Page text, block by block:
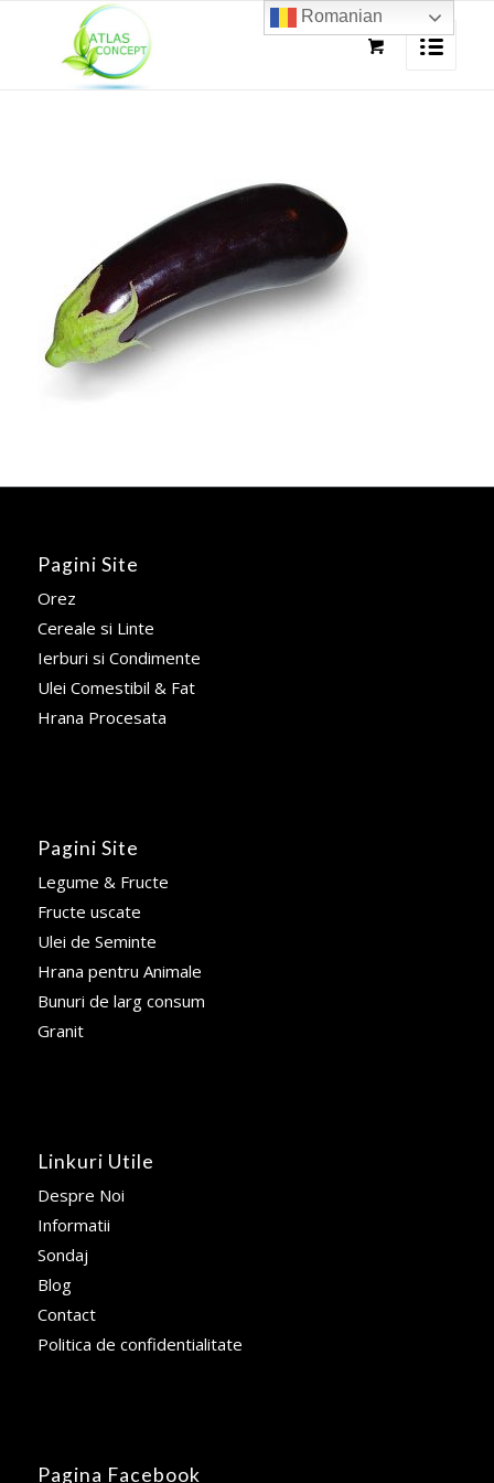
Pagini Site
Orez
Cereale si Linte
Ierburi si Condimente
Ulei Comestibil & Fat
Hrana Procesata
Pagini Site
Legume & Fructe
Fructe uscate
Ulei de Seminte
Hrana pentru Animale
Bunuri de larg consum
Granit
Linkuri Utile
Despre Noi
Informatii
Sondaj
Blog
Contact
Politica de confidentialitate
Pagina Facebook
Romanian